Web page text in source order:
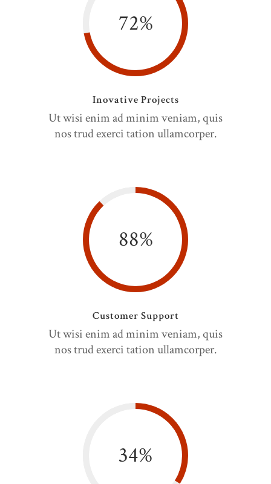
72%
Inovative Projects
Ut wisi enim ad minim veniam, quis
nos trud exerci tation ullamcorper.
88%
Customer Support
Ut wisi enim ad minim veniam, quis
nos trud exerci tation ullamcorper.
34%